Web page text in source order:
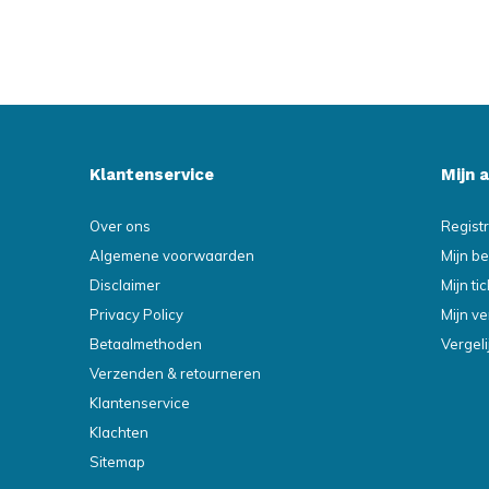
Klantenservice
Over ons
Algemene voorwaarden
Disclaimer
Privacy Policy
Betaalmethoden
Verzenden & retourneren
Klantenservice
Klachten
Sitemap
Mijn
Mijn
Mijn
Mijn